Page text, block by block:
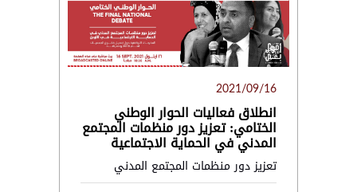
2021/09/16
انطلاق فعاليات الحوار الوطني
الختامي: تعزيز دور منظمات المجتمع
المدني في الحماية الاجتماعية
تعزيز دور منظمات المجتمع المدني